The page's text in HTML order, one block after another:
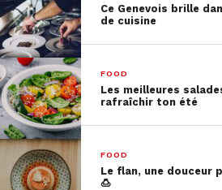
feta en cubes. Ciselez les
Pressez le jus d’un citron vert.
Salez, poivrez légèrement.
Ce Genevois brille
de cuisine
FOOD
Les meilleures
rafraîchir ton été
FOOD
Le flan, une douceur
🍮